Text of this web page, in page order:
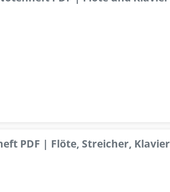
PDF | Flöte, Streicher, Klavier